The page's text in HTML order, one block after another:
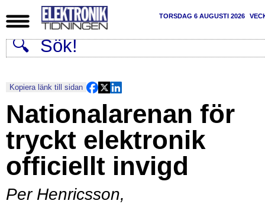
TORSDAG 6 AUGUSTI 2026
Kopiera länk till sidan
Nationalarenan för
tryckt elektronik
officiellt invigd
Per Henricsson,